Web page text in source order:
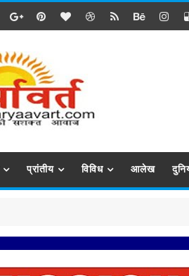
प्रांतीय विविध आलेख